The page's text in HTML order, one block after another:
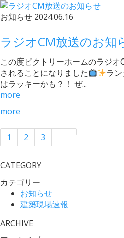
お知らせ 2024.06.16
ラジオCM放送のお知
この度ビクトリーホームのラジ
されることになりました
ラ
はラッキーかも？！ ぜ...
more
more
1 2 3
CATEGORY
カテゴリー
お知らせ
建築現場速報
ARCHIVE